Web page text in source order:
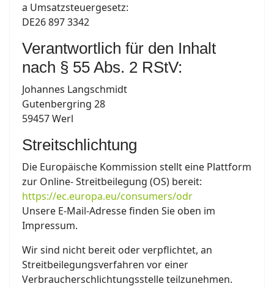
a Umsatzsteuergesetz:
DE26 897 3342
Verantwortlich für den Inhalt
nach § 55 Abs. 2 RStV:
Johannes Langschmidt
Gutenbergring 28
59457 Werl
Streitschlichtung
Die Europäische Kommission stellt eine Plattform
zur Online- Streitbeilegung (OS) bereit:
https://ec.europa.eu/consumers/odr
Unsere E-Mail-Adresse finden Sie oben im
Impressum.
Wir sind nicht bereit oder verpflichtet, an
Streitbeilegungsverfahren vor einer
Verbraucherschlichtungsstelle teilzunehmen.